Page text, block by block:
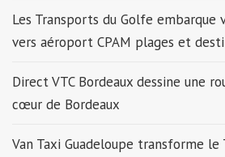
Les Transports du Golfe embarque
vers aéroport CPAM plages et
Direct VTC Bordeaux dessine une
cœur de Bordeaux
Van Taxi Guadeloupe transforme le